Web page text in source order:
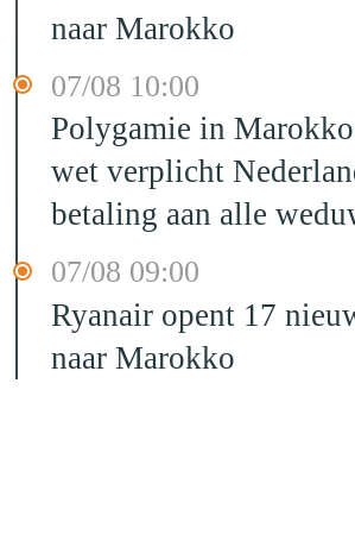
naar Marokko
07/08 10:00
Polygamie in
wet verplicht
betaling aan alle
07/08 09:00
Ryanair opent 17
naar Marokko